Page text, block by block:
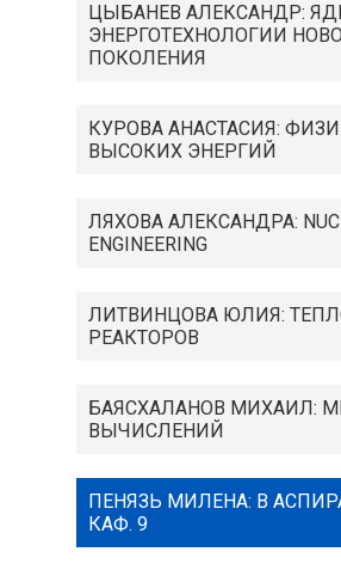
ЦЫБАНЕВ АЛЕКСАНДР:
ЭНЕРГОТЕХНОЛОГИИ
ПОКОЛЕНИЯ
КУРОВА АНАСТАСИЯ:
ВЫСОКИХ ЭНЕРГИЙ
ЛЯХОВА АЛЕКСАНДРА:
ENGINEERING
ЛИТВИНЦОВА ЮЛИЯ:
РЕАКТОРОВ
БАЯСХАЛАНОВ МИХАИЛ:
ВЫЧИСЛЕНИЙ
ПЕНЯЗЬ МИЛЕНА: В
КАФ. 9